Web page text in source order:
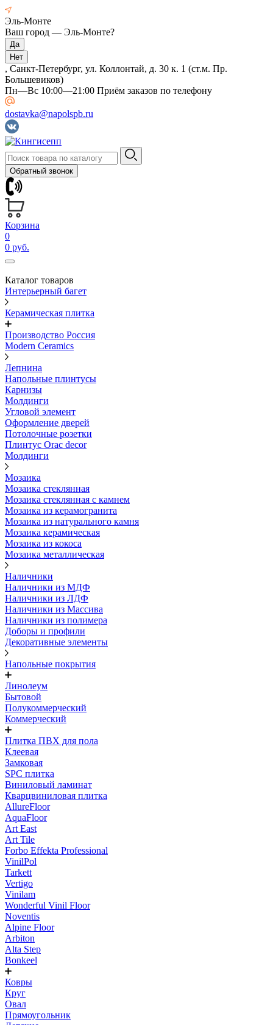
Эль-Монте
Ваш город — Эль-Монте?
, Санкт-Петербург, ул. Коллонтай, д. 30 к. 1 (ст.м. Пр.
Большевиков)
Пн—Вс 10:00—21:00 Приём заказов по телефону
dostavka@napolspb.ru
Обратный звонок
Корзина
0
0 руб.
Каталог товаров
Интерьерный багет
Керамическая плитка
Производство Россия
Modern Ceramics
Лепнина
Напольные плинтусы
Карнизы
Молдинги
Угловой элемент
Оформление дверей
Потолочные розетки
Плинтус Orac decor
Молдинги
Мозаика
Мозаика стеклянная
Мозаика стеклянная с камнем
Мозаика из керамогранита
Мозаика из натурального камня
Мозаика керамическая
Мозаика из кокоса
Мозаика металлическая
Наличники
Наличники из МДФ
Наличники из ЛДФ
Наличники из Массива
Наличники из полимера
Доборы и профили
Декоративные элементы
Напольные покрытия
Линолеум
Бытовой
Полукоммерческий
Коммерческий
Плитка ПВХ для пола
Клеевая
Замковая
SPC плитка
Виниловый ламинат
Кварцвиниловая плитка
AllureFloor
AquaFloor
Art East
Art Tile
Forbo Effekta Professional
VinilPol
Tarkett
Vertigo
Vinilam
Wonderful Vinil Floor
Noventis
Alpine Floor
Arbiton
Alta Step
Bonkeel
Ковры
Круг
Овал
Прямоугольник